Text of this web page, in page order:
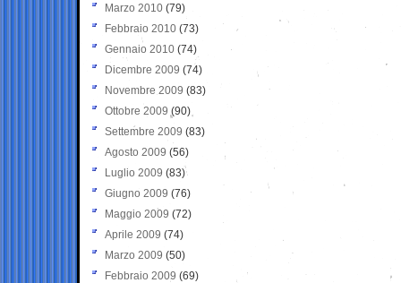
Marzo 2010 (79)
Febbraio 2010 (73)
Gennaio 2010 (74)
Dicembre 2009 (74)
Novembre 2009 (83)
Ottobre 2009 (90)
Settembre 2009 (83)
Agosto 2009 (56)
Luglio 2009 (83)
Giugno 2009 (76)
Maggio 2009 (72)
Aprile 2009 (74)
Marzo 2009 (50)
Febbraio 2009 (69)